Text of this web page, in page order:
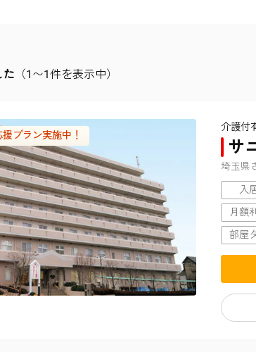
た （1〜1件を表示中）
プラン実施中！
介護付
サ
埼玉県
入
月額
部屋